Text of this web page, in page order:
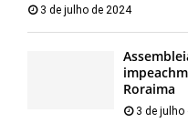
3 de julho de 2024
Roraima
3 de julho